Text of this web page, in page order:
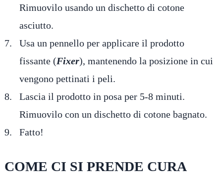
Rimuovilo usando un dischetto di cotone
asciutto.
Usa un pennello per applicare il prodotto
fissante (Fixer), mantenendo la posizione in cui
vengono pettinati i peli.
Lascia il prodotto in posa per 5-8 minuti.
Rimuovilo con un dischetto di cotone bagnato.
Fatto!
COME CI SI PRENDE CURA